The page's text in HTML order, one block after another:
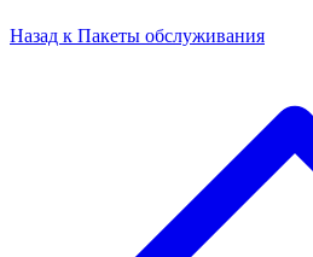
Назад к Пакеты обслуживания